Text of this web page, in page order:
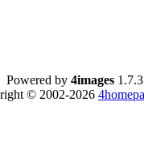
Powered by 4images1.7.3
© 2002-2026